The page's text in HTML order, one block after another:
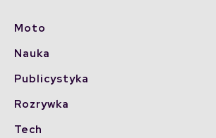
Moto
Nauka
Publicystyka
Rozrywka
Tech